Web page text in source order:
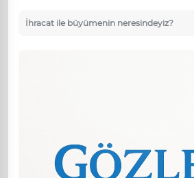
İhracat ile büyümenin neresindeyiz?